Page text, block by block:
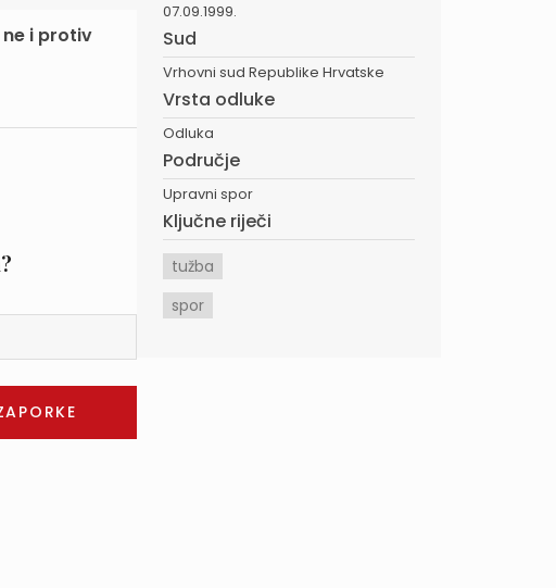
i protiv
07.09.1999.
Sud
Vrhovni sud Republike Hrvatske
Vrsta odluke
Odluka
Područje
Upravni spor
Ključne riječi
tužba
spor